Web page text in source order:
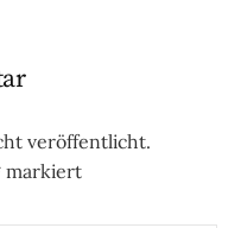
veröffentlicht.
markiert